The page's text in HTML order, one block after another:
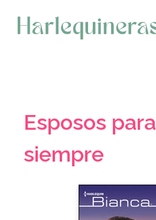
contenido
Esposos para
siempre